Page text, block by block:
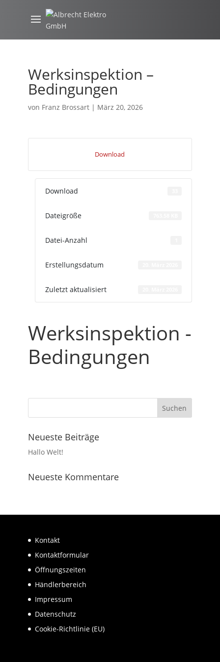
Werksinspektion –
Bedingungen
von Franz Brossart| März 20, 2026
Download
Download
Dateigröße
Datei-Anzahl
Erstellungsdatum
Zuletzt aktualisiert
Werksinspektion -
Bedingungen
Neueste Beiträge
Hallo Welt!
Neueste Kommentare
Kontakt
Kontaktformular
Öffnungszeiten
Händlerbereich
Impressum
Datenschutz
Cookie-Richtlinie (EU)